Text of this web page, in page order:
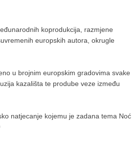
koprodukcija, razmjene
europskih autora, okrugle
u brojnim europskim gradovima svake
kazališta te prodube veze između
natjecanje kojemu je zadana tema Noć